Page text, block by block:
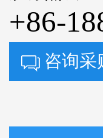
+86-
咨询采